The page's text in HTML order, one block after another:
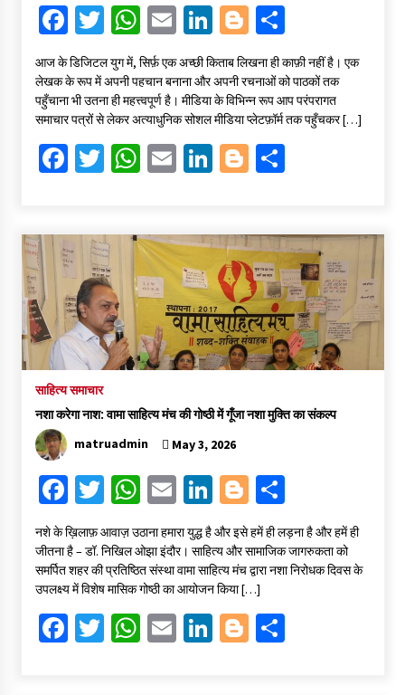
Fa
ce
b
o
o
k
T
wi
tt
er
W
h
at
sA
p
p
E
m
ai
l
Li
n
ke
dI
n
Bl
gg
er
S
h
ar
e
​आज के डिजिटल युग में, सिर्फ़ एक अच्छी किताब लिखना ही काफ़ी नहीं है। एक
लेखक के रूप में अपनी पहचान बनाना और अपनी रचनाओं को पाठकों तक
पहुँचाना भी उतना ही महत्त्वपूर्ण है। मीडिया के विभिन्न रूप आप परंपरागत
समाचार पत्रों से लेकर अत्याधुनिक सोशल मीडिया प्लेटफ़ॉर्म तक पहुँचकर […]
Fa
o
o
k
T
er
W
sA
p
p
E
l
Li
dI
n
Bl
er
S
e
साहित्य समाचार
नशा करेगा नाश: वामा साहित्य मंच की गोष्ठी में गूँजा नशा मुक्ति का संकल्प
matruadmin
May 3, 2026
Fa
ce
b
o
o
k
T
tt
er
W
at
sA
p
p
E
ai
l
Li
n
ke
dI
n
Bl
o
gg
er
S
ar
e
​नशे के ख़िलाफ़ आवाज़ उठाना हमारा युद्ध है और इसे हमें ही लड़ना है और हमें ही
जीतना है – डॉ. निखिल ओझा ​इंदौर। साहित्य और सामाजिक जागरुकता को
समर्पित शहर की प्रतिष्ठित संस्था वामा साहित्य मंच द्वारा नशा निरोधक दिवस के
उपलक्ष्य में विशेष मासिक गोष्ठी का आयोजन किया […]
Fa T W E Li Bl S